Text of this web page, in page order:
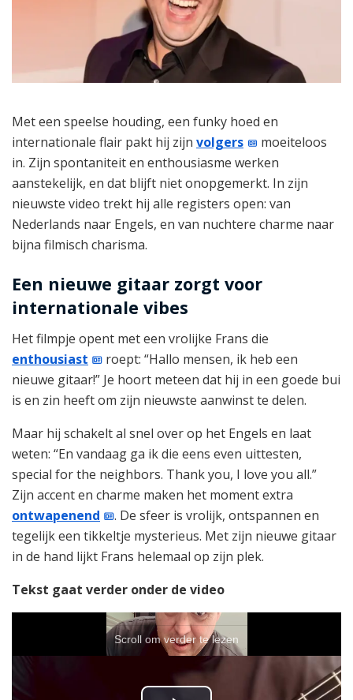
Met een speelse houding, een funky hoed en
internationale flair pakt hij zijn volgers
moeiteloos
in. Zijn spontaniteit en enthousiasme werken
aanstekelijk, en dat blijft niet onopgemerkt. In zijn
nieuwste video trekt hij alle registers open: van
Nederlands naar Engels, en van nuchtere charme naar
bijna filmisch charisma.
Een nieuwe gitaar zorgt voor
internationale vibes
Het filmpje opent met een vrolijke Frans die
enthousiast
roept: “Hallo mensen, ik heb een
nieuwe gitaar!” Je hoort meteen dat hij in een goede bui
is en zin heeft om zijn nieuwste aanwinst te delen.
Maar hij schakelt al snel over op het Engels en laat
weten: “En vandaag ga ik die eens even uittesten,
special for the neighbors. Thank you, I love you all.”
Zijn accent en charme maken het moment extra
ontwapenend
. De sfeer is vrolijk, ontspannen en
tegelijk een tikkeltje mysterieus. Met zijn nieuwe gitaar
in de hand lijkt Frans helemaal op zijn plek.
Tekst gaat verder onder de video
Scroll om verder te lezen